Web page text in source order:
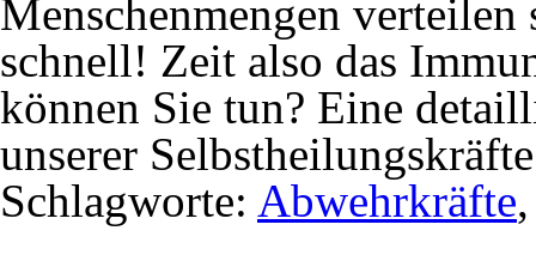
Menschenmengen
schnell! Zeit also das
können Sie tun? Eine
unserer
Schlagworte: Abwehrkräfte